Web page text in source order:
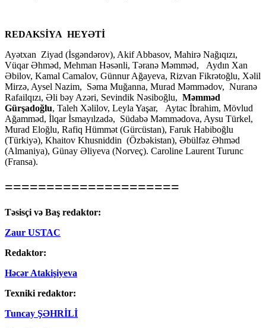
REDAKSİYA HEYƏTİ
Ayətxan Ziyad (İsgəndərov), Akif Abbasov, Mahirə Nağıqızı,
Vüqar Əhməd, Mehman Həsənli, Təranə Məmməd, Aydın Xan
Əbilov, Kamal Camalov, Günnur Ağayeva, Rizvan Fikrətoğlu, Xəlil
Mirzə, Aysel Nazim, Səma Muğanna, Murad Məmmədov, Nuranə
Rafailqızı, Əli bəy Azəri, Sevindik Nəsiboğlu, Məmməd
Gürşadoğlu, Taleh Xəlilov, Leyla Yaşar, Aytac İbrahim, Mövlud
Ağamməd, İlqar İsmayılzadə, Südabə Məmmədova, Aysu Türkel,
Murad Eloğlu, Rafiq Hümmət (Gürcüstan), Faruk Habiboğlu
(Türkiyə), Khaitov Khusniddin (Özbəkistan), Əbülfəz Əhməd
(Almaniya), Günay Əliyeva (Norveç). Caroline Laurent Turunc
(Fransa).
=====================
Təsisçi və Baş redaktor:
Zaur USTAC
Redaktor:
Həcər Atakişiyeva
Texniki redaktor:
Tuncay ŞƏHRİLİ